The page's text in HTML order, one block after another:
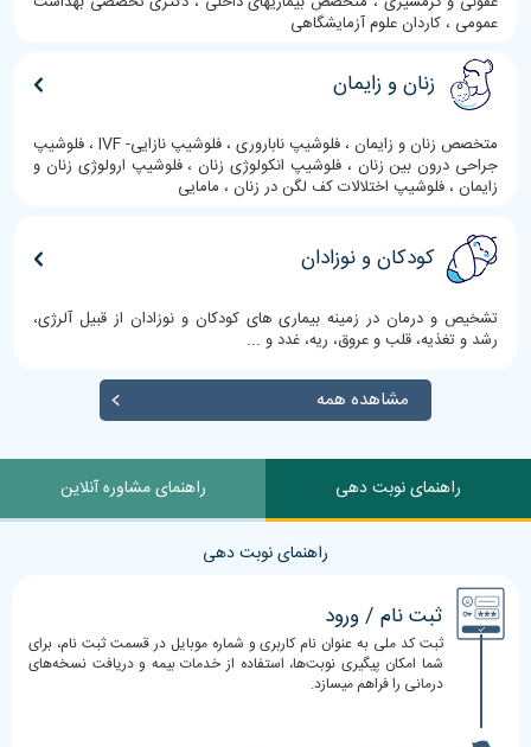
عمومی ، کاردان علوم آزمایشگاهی
زنان و زایمان
متخصص زنان و زایمان ، فلوشیپ ناباروری ، فلوشیپ نازایی- IVF ، فلوشیپ
جراحی درون بین زنان ، فلوشیپ انکولوژی زنان ، فلوشیپ ارولوژی زنان و
زایمان ، فلوشیپ اختلالات کف لگن در زنان ، مامایی
کودکان و نوزادان
تشخیص و درمان در زمینه بیماری های کودکان و نوزادان از قبیل آلرژی،
رشد و تغذیه، قلب و عروق، ریه، غدد و ...
مشاهده همه
راهنمای نوبت دهی راهنمای مشاوره آنلاین
راهنمای نوبت دهی
ثبت نام / ورود
ثبت کد ملی به عنوان نام کاربری و شماره موبایل در قسمت ثبت نام، برای
شما امکان پیگیری نوبت‌ها، استفاده از خدمات بیمه و دریافت نسخه‌های
درمانی را فراهم میسازد.